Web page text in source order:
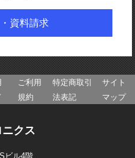
資料請求
ご利用
規約
特定商取引
法表記
サイト
マップ
クス
ビル4階